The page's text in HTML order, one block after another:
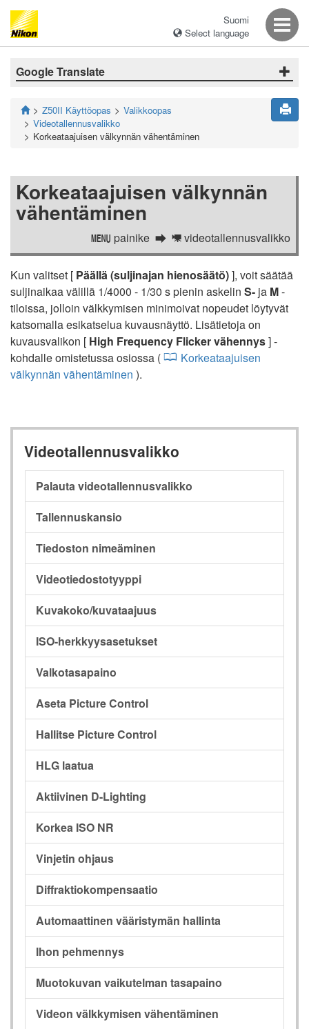
Suomi
Select language
Google Translate
Z50II Käyttöopas
Valikkoopas
Videotallennusvalikko
Korkeataajuisen välkynnän vähentäminen
Korkeataajuisen välkynnän
vähentäminen
G painike 1 videotallennusvalikko
Kun valitset [ Päällä (suljinajan hienosäätö)], voit säätää
suljinaikaa välillä 1/4000 - 1/30 s pienin askelin S- ja M-
tiloissa, jolloin välkkymisen minimoivat nopeudet löytyvät
katsomalla esikatselua kuvausnäyttö. Lisätietoja on
kuvausvalikon [ High Frequency Flicker vähennys] -
kohdalle omistetussa osiossa (
Korkeataajuisen
välkynnän vähentäminen ).
Videotallennusvalikko
Palauta videotallennusvalikko
Tallennuskansio
Tiedoston nimeäminen
Videotiedostotyyppi
Kuvakoko/kuvataajuus
ISO-herkkyysasetukset
Valkotasapaino
Aseta Picture Control
Hallitse Picture Control
HLG laatua
Aktiivinen D-Lighting
Korkea ISO NR
Vinjetin ohjaus
Diffraktiokompensaatio
Automaattinen vääristymän hallinta
Ihon pehmennys
Muotokuvan vaikutelman tasapaino
Videon välkkymisen vähentäminen